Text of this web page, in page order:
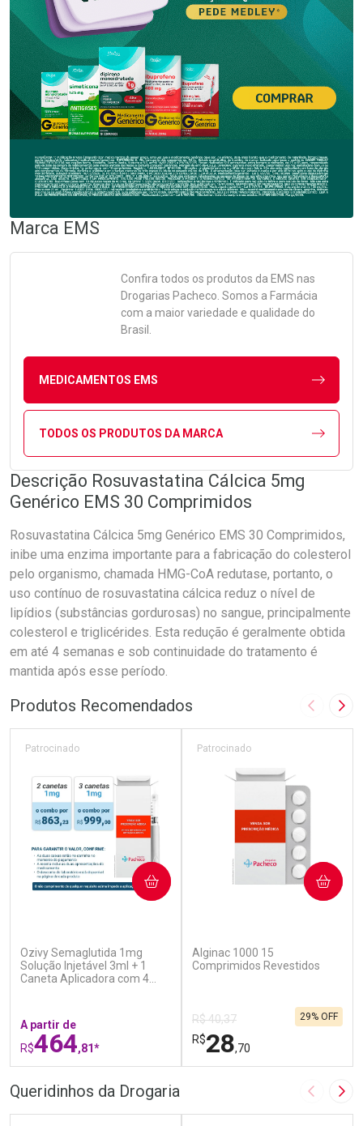
Marca EMS
Confira todos os produtos da EMS nas
Drogarias Pacheco. Somos a Farmácia
com a maior variedade e qualidade do
Brasil.
MEDICAMENTOS EMS
TODOS OS PRODUTOS DA MARCA
Descrição Rosuvastatina Cálcica 5mg
Genérico EMS 30 Comprimidos
Rosuvastatina Cálcica 5mg Genérico EMS 30 Comprimidos,
inibe uma enzima importante para a fabricação do colesterol
pelo organismo, chamada HMG-CoA redutase, portanto, o
uso contínuo de rosuvastatina cálcica reduz o nível de
lipídios (substâncias gordurosas) no sangue, principalmente
colesterol e triglicérides. Esta redução é geralmente obtida
em até 4 semanas e sob continuidade do tratamento é
mantida após esse período.
Produtos Recomendados Imagem
Ozivy Semaglutida 1mg
Solução Injetável 3ml + 1
Caneta Aplicadora com 4
Patrocinado
A partir de
R$464,81*
COMPRAR
Alginac 1000 15
Comprimidos Revestidos
Patrocinado
R$ 40,37
R$28,70
29% OFF
COMPRAR
Queridinhos da Drogaria Imagem